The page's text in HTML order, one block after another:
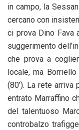
in campo, la
cercano con
ci prova Dino Fava
suggerimento
che prova a
locale, ma
(80’). La rete
entrato Marraffino
del talentuoso
controbalzo